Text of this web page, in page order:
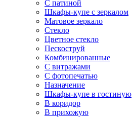
С патиной
Шкафы-купе с зеркалом
Матовое зеркало
Стекло
Цветное стекло
Пескоструй
Комбинированные
С витражами
С фотопечатью
Назначение
Шкафы-купе в гостиную
В коридор
В прихожую